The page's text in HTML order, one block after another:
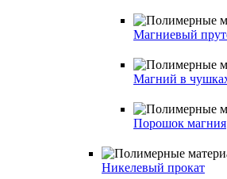
Магниевый
Магний в
Порошок магния
Никелевый прокат